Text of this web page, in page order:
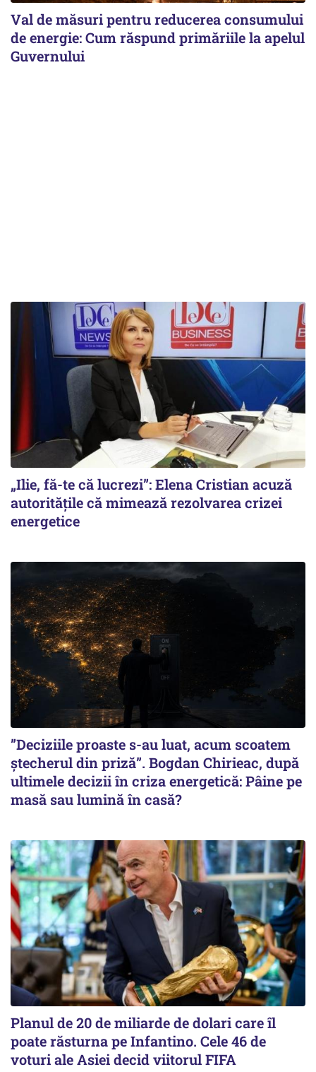
Val de măsuri pentru reducerea consumului
de energie: Cum răspund primăriile la apelul
Guvernului
„Ilie, fă-te că lucrezi”: Elena Cristian acuză
autoritățile că mimează rezolvarea crizei
energetice
”Deciziile proaste s-au luat, acum scoatem
ștecherul din priză”. Bogdan Chirieac, după
ultimele decizii în criza energetică: Pâine pe
masă sau lumină în casă?
Planul de 20 de miliarde de dolari care îl
poate răsturna pe Infantino. Cele 46 de
voturi ale Asiei decid viitorul FIFA